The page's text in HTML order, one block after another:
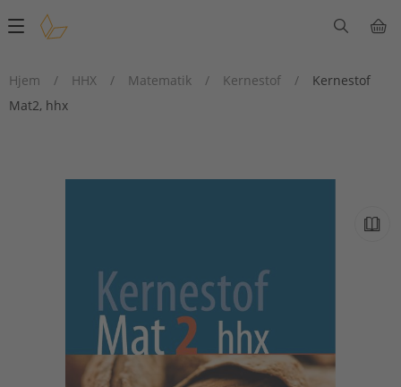
Main
Hjem
/ HHX / Matematik / Kernestof /
Kernestof
Mat2, hhx